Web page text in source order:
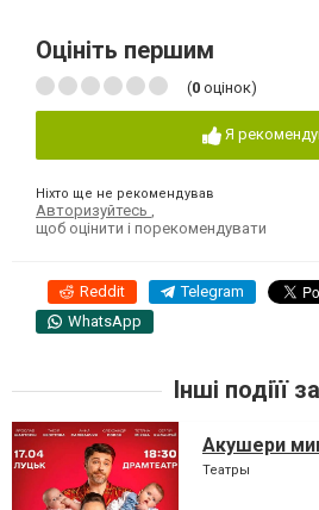
Оцініть першим
(0 оцінок)
Я
Ніхто ще не рекомендував
Авторизуйтесь
щоб оцінити і порекомендувати
Reddit Telegram
WhatsApp
Інші подіїї
Акушери
Театры